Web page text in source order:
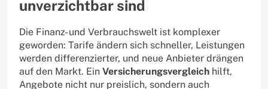
unverzichtbar sind
Die Finanz- und Verbrauchswelt ist komplexer
geworden: Tarife ändern sich schneller, Leistungen
werden differenzierter, und neue Anbieter drängen
auf den Markt. Ein Versicherungsvergleich hilft,
Angebote nicht nur preislich, sondern auch